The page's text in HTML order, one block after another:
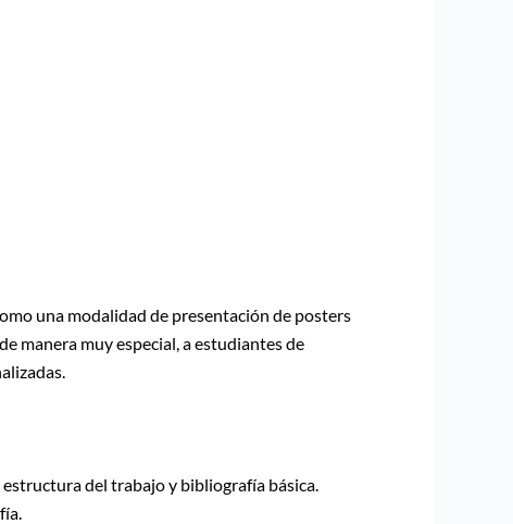
una modalidad de presentación de posters
manera muy especial, a estudiantes de
del trabajo y bibliografía básica.